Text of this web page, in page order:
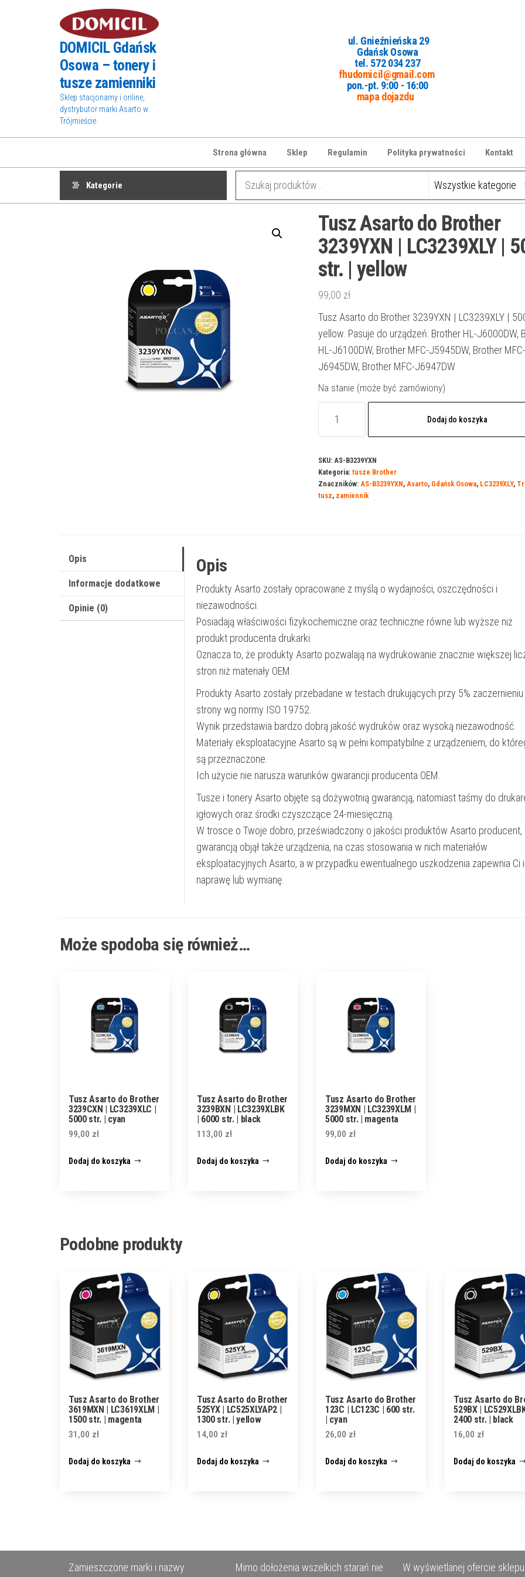
DOMICIL Gdańsk
Osowa – tonery i
tusze zamienniki
Sklep stacjonarny i online,
dystrybutor marki Asarto w
Trójmieście.
ul. Gnieźnieńska 29
Gdańsk Osowa
tel. 572 034 237
fhudomicil@gmail.com
pon.-pt. 9:00 - 16:00
mapa dojazdu
Strona główna Sklep Regulamin Polityka prywatności Kontakt
Kategorie
Tusz Asarto do Brother
3239YXN | LC3239XLY |
str. | yellow
99,00 zł
Tusz Asarto do Brother 3239YXN | LC3239XLY |
yellow. Pasuje do urządzeń: Brother HL-J6000DW,
HL-J6100DW, Brother MFC-J5945DW, Brother MFC-
J6945DW, Brother MFC-J6947DW
Na stanie (może być zamówiony)
Tusz
do
Brother
3239YXN
|
Dodaj do koszyka
SKU: AS-B3239YXN
Kategoria: tusze Brother
Znaczników: AS-B3239YXN, Asarto, Gdańsk Osowa, LC3239XLY,
tusz, zamiennik
Opis
Informacje dodatkowe
Opinie (0)
Opis
Produkty Asarto zostały opracowane z myślą o wydajności, oszczędności i
niezawodności.
Posiadają właściwości fizykochemiczne oraz techniczne równe lub wyższe niż
produkt producenta drukarki.
Oznacza to, że produkty Asarto pozwalają na wydrukowanie znacznie większej
stron niż materiały OEM.
Produkty Asarto zostały przebadane w testach drukujących przy 5% zaczernieniu
strony wg normy ISO 19752.
Wynik przedstawia bardzo dobrą jakość wydruków oraz wysoką niezawodność.
Materiały eksploatacyjne Asarto są w pełni kompatybilne z urządzeniem, do
są przeznaczone.
Ich użycie nie narusza warunków gwarancji producenta OEM.
Tusze i tonery Asarto objęte są dożywotnią gwarancją, natomiast taśmy do
igłowych oraz środki czyszczące 24-miesięczną.
W trosce o Twoje dobro, przeświadczony o jakości produktów Asarto producent,
gwarancją objął także urządzenia, na czas stosowania w nich materiałów
eksploatacyjnych Asarto, a w przypadku ewentualnego uszkodzenia zapewnia Ci
naprawę lub wymianę.
Może spodoba się również…
Tusz Asarto do Brother
3239CXN | LC3239XLC |
5000 str. | cyan
99,00 zł
Dodaj do koszyka
Tusz Asarto do Brother
3239BXN | LC3239XLBK
| 6000 str. | black
113,00 zł
Dodaj do koszyka
Tusz Asarto do Brother
3239MXN | LC3239XLM |
5000 str. | magenta
99,00 zł
Dodaj do koszyka
Podobne produkty
Tusz Asarto do Brother
3619MXN | LC3619XLM |
1500 str. | magenta
31,00 zł
Dodaj do koszyka
Tusz Asarto do Brother
525YX | LC525XLYAP2 |
1300 str. | yellow
14,00 zł
Dodaj do koszyka
Tusz Asarto do Brother
123C | LC123C | 600 str.
| cyan
26,00 zł
Dodaj do koszyka
Tusz Asarto do
529BX |
2400 str. | black
16,00 zł
Dodaj do koszyka
Zamieszczone marki i nazwy Mimo dołożenia wszelkich starań nie W wyświetlanej ofercie sklepu